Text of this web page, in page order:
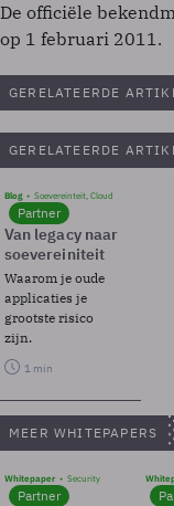
De officiële
op 1 februari 2011.
GERELATEERDE
GERELATEERDE
Blog Soevereinteit, Cloud
Partner
Van legacy naar
soevereiniteit
Waarom je oude
applicaties je
grootste risico
zijn.
1 min
MEER WHITEPAPERS
Whitepaper Security
Partner